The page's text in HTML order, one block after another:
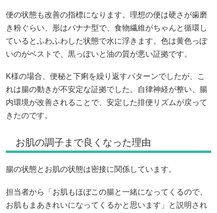
便の状態も改善の指標になります。理想の便は硬さが歯磨
き粉ぐらい、形はバナナ型で、食物繊維がちゃんと循環し
ているとふわふわした状態で水に浮きます。色は黄色っぽ
いのがベストで、黒っぽいと油の質が悪い証拠です。
K様の場合、便秘と下痢を繰り返すパターンでしたが、こ
れは腸の動きが不安定な証拠でした。自律神経が整い、腸
内環境が改善されることで、安定した排便リズムが戻って
きたのです。
お肌の調子まで良くなった理由
腸の状態とお肌の状態は密接に関係しています。
担当者から「お肌もほぼこの腸と一緒になってくるので、
お肌もまあきれいになってくるかと思います」と説明され